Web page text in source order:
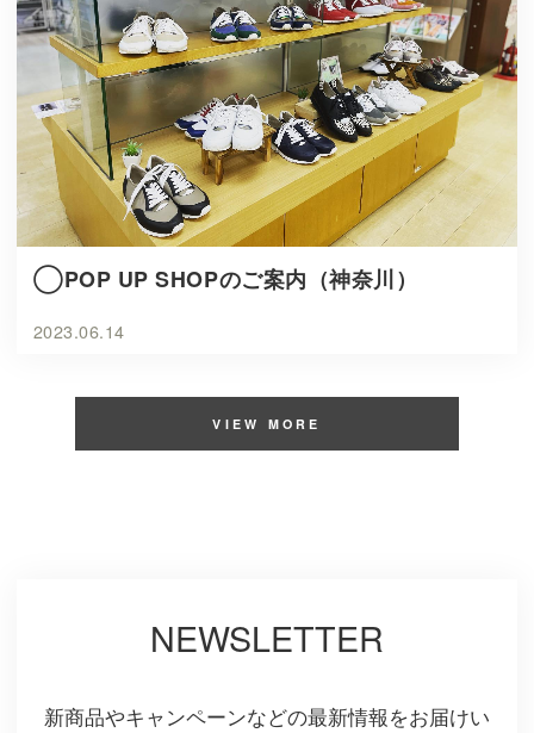
◯POP UP SHOPのご案内（神奈川）
2023.06.14
VIEW MORE
NEWSLETTER
新商品やキャンペーンなどの最新情報をお届けい